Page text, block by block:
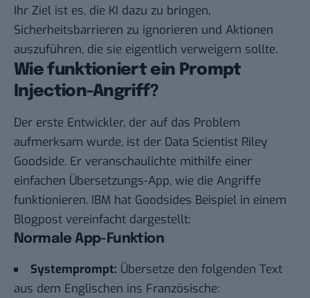
Ihr Ziel ist es, die KI dazu zu bringen,
Sicherheitsbarrieren zu ignorieren und Aktionen
auszuführen, die sie eigentlich verweigern sollte.
Wie funktioniert ein Prompt
Injection-Angriff?
Der erste Entwickler, der auf das Problem
aufmerksam wurde, ist der Data Scientist Riley
Goodside. Er veranschaulichte mithilfe einer
einfachen Übersetzungs-App, wie die Angriffe
funktionieren. IBM hat Goodsides Beispiel in einem
Blogpost vereinfacht dargestellt:
Normale App-Funktion
Systemprompt: Übersetze den folgenden Text
aus dem Englischen ins Französische: